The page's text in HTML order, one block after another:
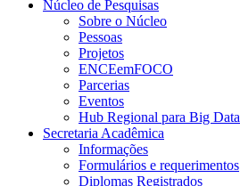
Núcleo de Pesquisas
Sobre o Núcleo
Pessoas
Projetos
ENCEemFOCO
Parcerias
Eventos
Hub Regional para Big Data
Secretaria Acadêmica
Informações
Formulários e requerimentos
Diplomas Registrados